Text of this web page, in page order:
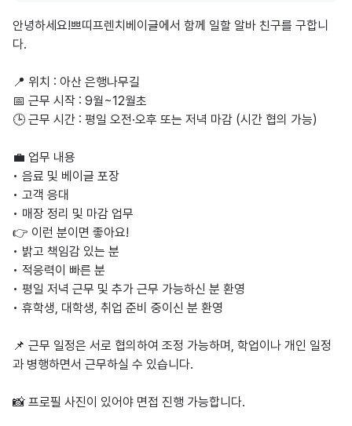
안녕하세요!쁘띠프렌치베이글에서 함께 일할 알바 친구를 구합니
다.
📍 위치 : 아산 은행나무길
📅 근무 시작 : 9월~12월초
🕒 근무 시간 : 평일 오전·오후 또는 저녁 마감 (시간 협의 가능)
💼 업무 내용
• 음료 및 베이글 포장
• 고객 응대
• 매장 정리 및 마감 업무
👉 이런 분이면 좋아요!
• 밝고 책임감 있는 분
• 적응력이 빠른 분
• 평일 저녁 근무 및 추가 근무 가능하신 분 환영
• 휴학생, 대학생, 취업 준비 중이신 분 환영
📌 근무 일정은 서로 협의하여 조정 가능하며, 학업이나 개인 일정
과 병행하면서 근무하실 수 있습니다.
📸 프로필 사진이 있어야 면접 진행 가능합니다.